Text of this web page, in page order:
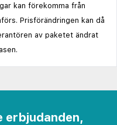
kan förekomma från
Prisförändringen kan då
av paketet ändrat
erbjudanden,